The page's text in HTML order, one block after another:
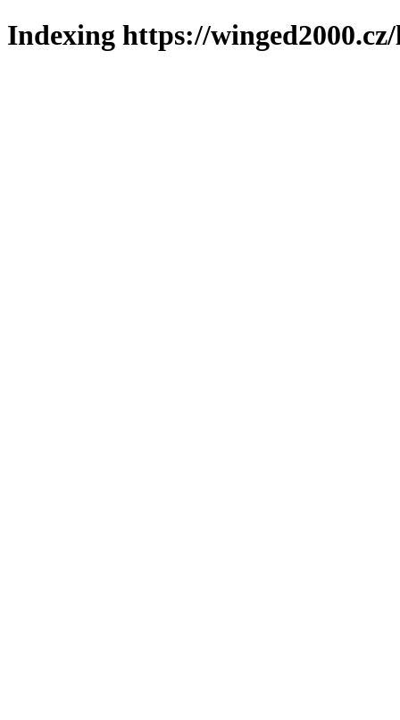
Indexing https://